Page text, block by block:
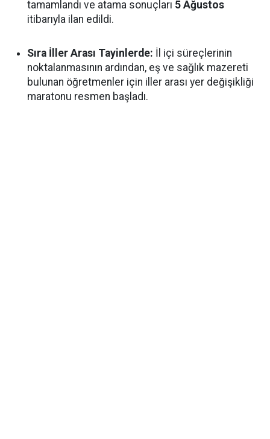
tamamlandı ve atama sonuçları 5 Ağustos
itibarıyla ilan edildi.
Sıra İller Arası Tayinlerde: İl içi süreçlerinin
noktalanmasının ardından, eş ve sağlık mazereti
bulunan öğretmenler için iller arası yer değişikliği
maratonu resmen başladı.